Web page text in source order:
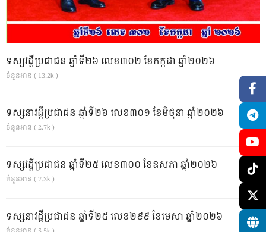
ទស្សវដ្តីប្រជាជន ឆ្នាំទី២៦ លេខ៣០២ ខែកក្កដា ឆ្នាំ២០២៦
ចំនួនអាន ( 13.2k )
ទស្សនាវដ្ដីប្រជាជន ឆ្នាំទី២៦ លេខ៣០១ ខែមិថុនា ឆ្នាំ២០២៦
ចំនួនអាន ( 2.7k )
ទស្សវដ្តីប្រជាជន ឆ្នាំទី២៥ លេខ៣០០ ខែឧសភា ឆ្នាំ២០២៦
ចំនួនអាន ( 7.3k )
ទស្សនាវដ្ដីប្រជាជន ឆ្នាំទី២៥ លេខ២៩៩ ខែមេសា ឆ្នាំ២០២៦